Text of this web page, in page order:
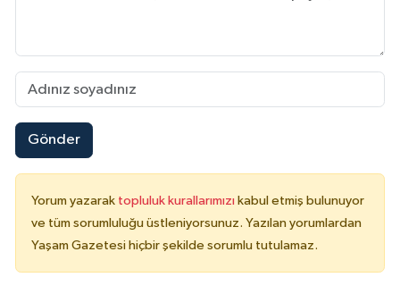
Gönder
Yorum yazarak topluluk kurallarımızı kabul etmiş bulunuyor
ve tüm sorumluluğu üstleniyorsunuz. Yazılan yorumlardan
Yaşam Gazetesi hiçbir şekilde sorumlu tutulamaz.